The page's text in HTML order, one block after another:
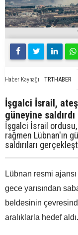
Haber Kaynağı TRTHABER
İşgalci İsrail,
güneyine saldırdı
İşgalci İsrail
rağmen Lübnan'ın
saldırıları
Lübnan resmi
gece yarısından
beldesinin
aralıklarla hedef aldı.